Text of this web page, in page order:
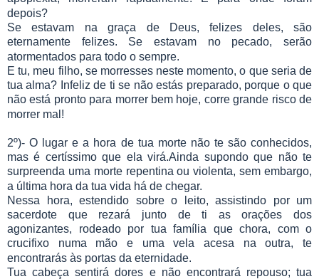
depois?
Se estavam na graça de Deus, felizes deles, são
eternamente felizes. Se estavam no pecado, serão
atormentados para todo o sempre.
E tu, meu filho, se morresses neste momento, o que seria de
tua alma? Infeliz de ti se não estás preparado, porque o que
não está pronto para morrer bem hoje, corre grande risco de
morrer mal!
2º)- O lugar e a hora de tua morte não te são conhecidos,
mas é certíssimo que ela virá.Ainda supondo que não te
surpreenda uma morte repentina ou violenta, sem embargo,
a última hora da tua vida há de chegar.
Nessa hora, estendido sobre o leito, assistindo por um
sacerdote que rezará junto de ti as orações dos
agonizantes, rodeado por tua família que chora, com o
crucifixo numa mão e uma vela acesa na outra, te
encontrarás às portas da eternidade.
Tua cabeça sentirá dores e não encontrará repouso; tua